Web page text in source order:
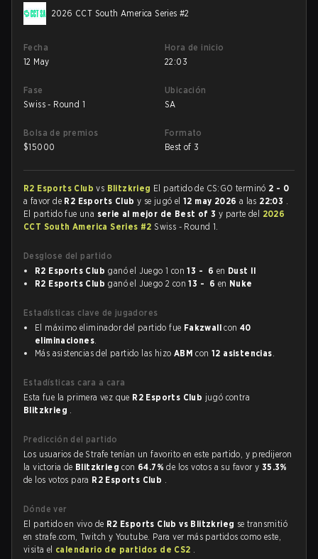
2026 CCT South America Series #2
Fecha
12 May
Hora de inicio
22:03
Fase
Swiss - Round 1
Ubicación
SA
Bolsa de premios
$15000
Formato
Best of 3
R2 Esports Clubvs Blitzkrieg El partido de CS:GO terminó 2 - 0
a favor de R2 Esports Club y se jugó el12 may 2026 a las 22:03 .
El partido fue una serie al mejor de Best of 3 y parte del 2026
CCT South America Series #2 Swiss - Round 1.
Desglose del partido
R2 Esports Club ganó el Juego 1 con13 - 6 en Dust II
R2 Esports Club ganó el Juego 2 con13 - 6 en Nuke
Estadísticas clave de jugadores
El máximo eliminador del partido fue Fakzwall con40
eliminaciones.
Más asistencias del partido las hizo ABM con12 asistencias.
Estadísticas cara a cara
Esta fue la primera vez que R2 Esports Club jugó contra
Blitzkrieg .
Predicción del partido
Los usuarios de Strafe tenían un favorito en este partido, y predijeron
la victoria de Blitzkriegcon 64.7%de los votos a su favor y 35.3%
de los votos para R2 Esports Club .
Dónde ver
El partido en vivo de R2 Esports Club vs Blitzkrieg se transmitió
en strafe.com, Twitch y Youtube. Para ver más partidos como este,
visita el calendario de partidos de CS2 .